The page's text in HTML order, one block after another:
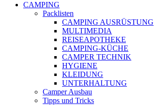
CAMPING
Packlisten
CAMPING AUSRÜSTUNG
MULTIMEDIA
REISEAPOTHEKE
CAMPING-KÜCHE
CAMPER TECHNIK
HYGIENE
KLEIDUNG
UNTERHALTUNG
Camper Ausbau
Tipps und Tricks